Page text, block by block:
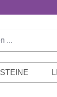
STEINE